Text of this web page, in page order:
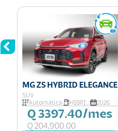
MG ZS HYBRID ELEGANCE
SUV
Automática
2026
Q 3397.40/mes
Q 204,900.00